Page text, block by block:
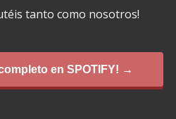
tanto como nosotros!
en SPOTIFY! →